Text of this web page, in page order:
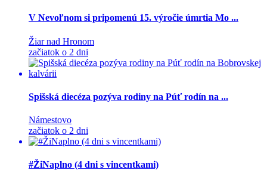
V Nevoľnom si pripomenú 15. výročie úmrtia Mo ...
Žiar nad Hronom
začiatok o 2 dni
Spišská diecéza pozýva rodiny na Púť rodín na ...
Námestovo
začiatok o 2 dni
#ŽiNaplno (4 dni s vincentkami)